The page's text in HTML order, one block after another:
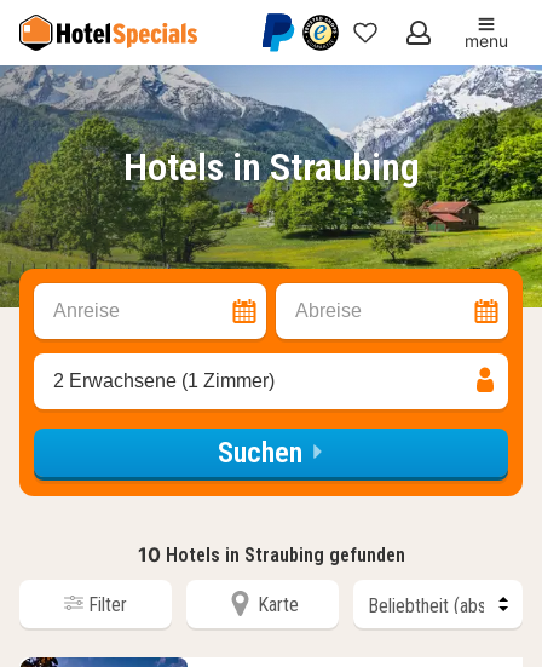
Meine
Favoriten
menu
Hotels in Straubing
Anreise Abreise
2 Erwachsene (1 Zimmer)
Suchen
10 Hotels in Straubing gefunden
Filter Karte